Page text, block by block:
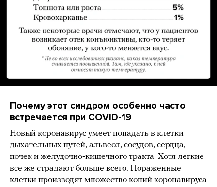
Почему этот синдром особенно часто
встречается при COVID-19
Новый коронавирус умеет попадать в клетки
дыхательных путей, альвеол, сосудов, сердца,
почек и желудочно-кишечного тракта. Хотя легкие
все же страдают больше всего. Пораженные
клетки производят множество копий коронавируса